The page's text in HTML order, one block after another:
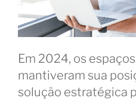
Em 2024, os
mantiveram sua
solução estratégica